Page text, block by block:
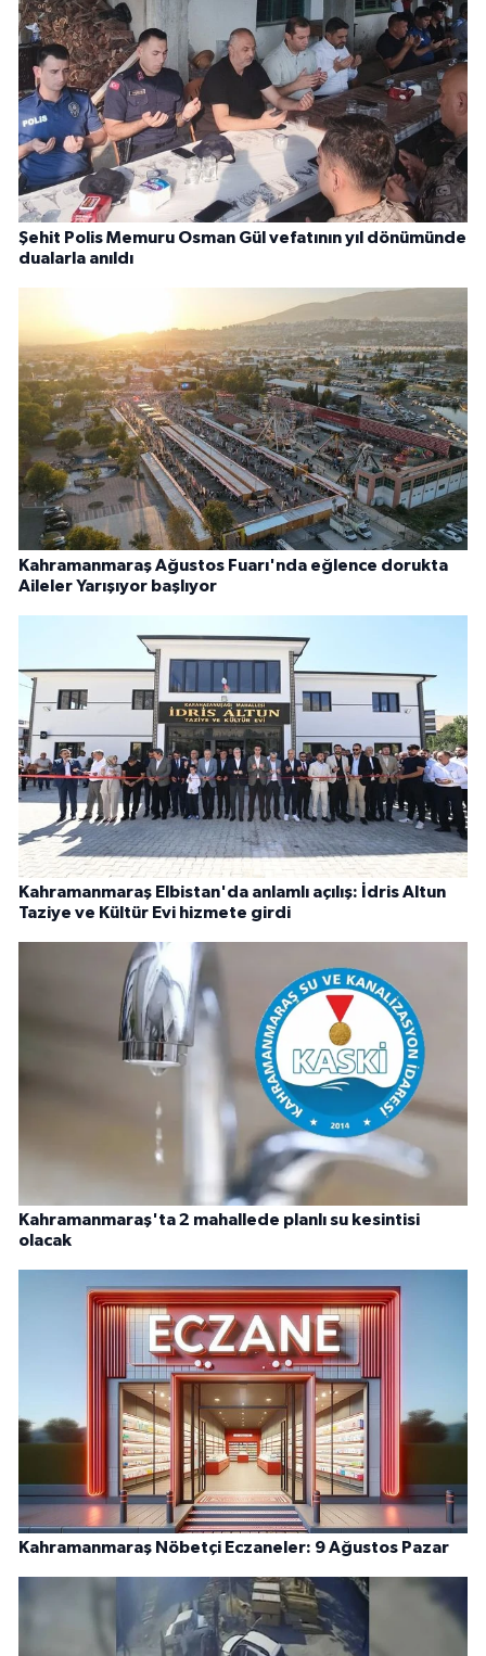
Şehit Polis Memuru Osman Gül vefatının yıl dönümünde
dualarla anıldı
Kahramanmaraş Ağustos Fuarı'nda eğlence dorukta
Aileler Yarışıyor başlıyor
Kahramanmaraş Elbistan'da anlamlı açılış: İdris Altun
Taziye ve Kültür Evi hizmete girdi
Kahramanmaraş'ta 2 mahallede planlı su kesintisi
olacak
Kahramanmaraş Nöbetçi Eczaneler: 9 Ağustos Pazar